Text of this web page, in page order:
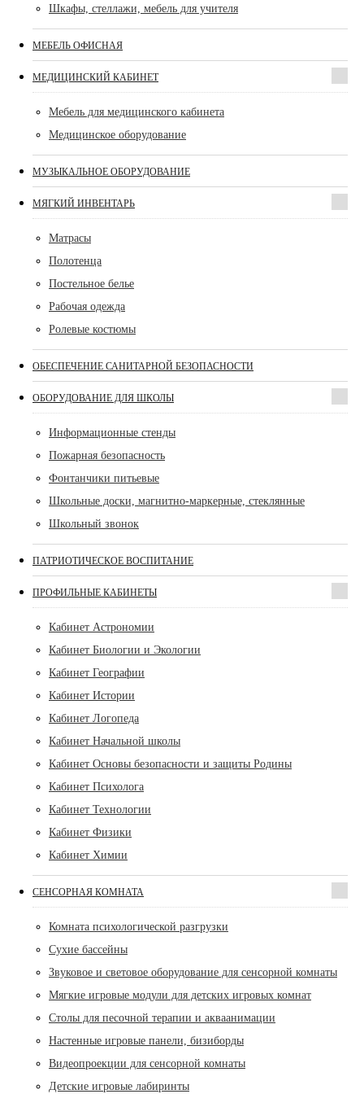
Шкафы, стеллажи, мебель для учителя
МЕБЕЛЬ ОФИСНАЯ
МЕДИЦИНСКИЙ КАБИНЕТ
Мебель для медицинского кабинета
Медицинское оборудование
МУЗЫКАЛЬНОЕ ОБОРУДОВАНИЕ
МЯГКИЙ ИНВЕНТАРЬ
Матрасы
Полотенца
Постельное белье
Рабочая одежда
Ролевые костюмы
ОБЕСПЕЧЕНИЕ САНИТАРНОЙ БЕЗОПАСНОСТИ
ОБОРУДОВАНИЕ ДЛЯ ШКОЛЫ
Информационные стенды
Пожарная безопасность
Фонтанчики питьевые
Школьные доски, магнитно-маркерные, стеклянные
Школьный звонок
ПАТРИОТИЧЕСКОЕ ВОСПИТАНИЕ
ПРОФИЛЬНЫЕ КАБИНЕТЫ
Кабинет Астрономии
Кабинет Биологии и Экологии
Кабинет Географии
Кабинет Истории
Кабинет Логопеда
Кабинет Начальной школы
Кабинет Основы безопасности и защиты Родины
Кабинет Психолога
Кабинет Технологии
Кабинет Физики
Кабинет Химии
СЕНСОРНАЯ КОМНАТА
Комната психологической разгрузки
Сухие бассейны
Звуковое и световое оборудование для сенсорной комнаты
Мягкие игровые модули для детских игровых комнат
Столы для песочной терапии и акваанимации
Настенные игровые панели, бизиборды
Видеопроекции для сенсорной комнаты
Детские игровые лабиринты